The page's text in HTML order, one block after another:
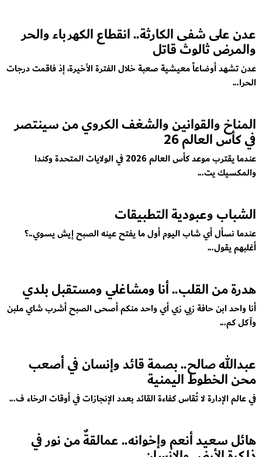
عدن على شفى الكارثة.. انقطاع الكهرباء والحر
والمرض ثالوث قاتل
عدن تشهد أوضاعاً معيشية صعبة خلال الفترة الأخيرة، إذ فاقمت درجات
الحرا...
المناخ والقوانين والشغف الكروي من سينتصر
في كأس العالم 26
عندما يقترب موعد كأس العالم 2026 في الولايات المتحدة وكندا
والمكسيك يت...
الشباب وعبودية التطبيقات
عندما نسأل أي شاب اليوم أول ما يفتح عينه الصبح إيش يسوي..؟
أغلبهم يقول...
هدرة من القلب.. أنا ومشاغلي ومستقبل بلدي
أنا واحد ابن حافة زيي زي أي واحد منكم أصحى الصبح أشرب شاي ملبن
وآكل كم...
عبدالله صالح.. بصمة قائد وإنسان في أصعب
محن الخطوط اليمنية
في عالم الإدارة لا تُقاس كفاءة القائد بعدد الإنجازات في أوقات الرخاء ف...
هائل سعيد أنعم وإخوانه.. عمالقةٌ من نور في